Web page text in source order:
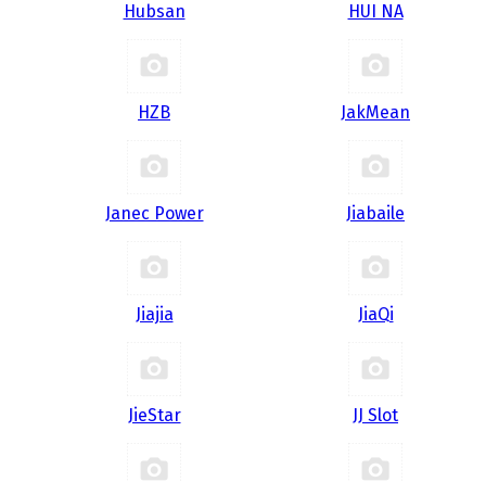
Hubsan HUI NA
HZB JakMean
Janec Power Jiabaile
Jiajia JiaQi
JieStar JJ Slot